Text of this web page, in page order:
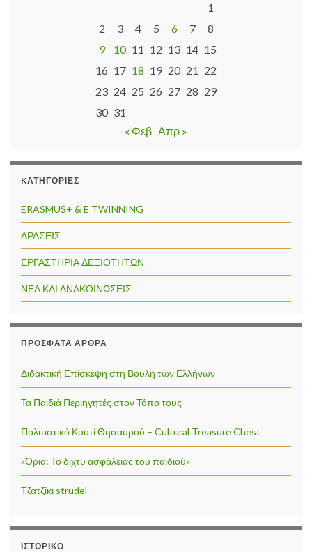
1
2
3 4 5 6 7
8
9
10 11 12 13 14 15
16 17 18 19 20 21 22
23 24 25 26 27 28 29
30 31
« Φεβ Απρ »
KΑΤΗΓΟΡΊΕΣ
ERASMUS+ & E TWINNING
ΔΡΑΣΕΙΣ
ΕΡΓΑΣΤΗΡΙΑ ΔΕΞΙΟΤΗΤΩΝ
ΝΕΑ ΚΑΙ ΑΝΑΚΟΙΝΩΣΕΙΣ
ΠΡΌΣΦΑΤΑ ΆΡΘΡΑ
Διδακτική Επίσκεψη στη Βουλή των Ελλήνων
Τα Παιδιά Περιηγητές στον Τόπο τους
Πολιτιστικό Κουτί Θησαυρού – Cultural Treasure Chest
«Όρια: Το δίχτυ ασφάλειας του παιδιού»
Τζατζίκι strudel
ΙΣΤΟΡΙΚΌ